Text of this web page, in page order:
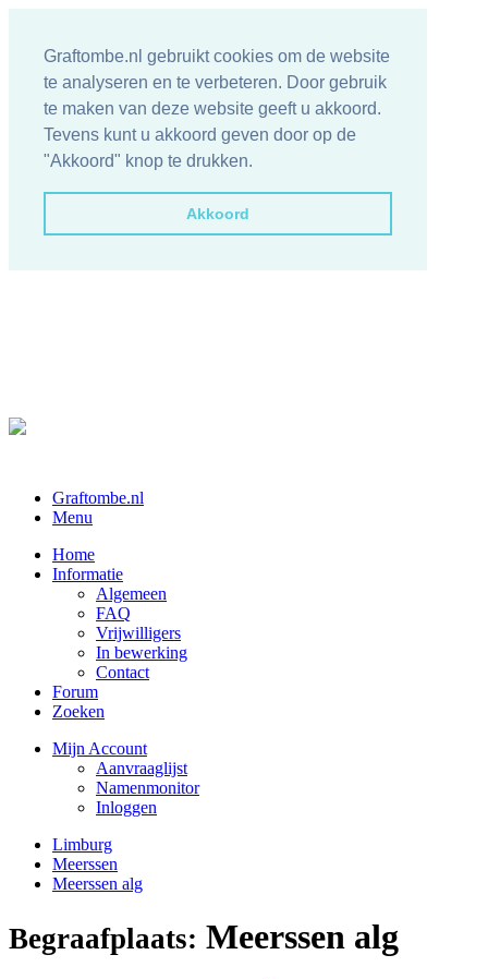
Graftombe.nl gebruikt cookies om de website
te analyseren en te verbeteren. Door gebruik
te maken van deze website geeft u akkoord.
Tevens kunt u akkoord geven door op de
"Akkoord" knop te drukken.
Akkoord
Graftombe.nl
Menu
Home
Informatie
Algemeen
FAQ
Vrijwilligers
In bewerking
Contact
Forum
Zoeken
Mijn Account
Aanvraaglijst
Namenmonitor
Inloggen
Limburg
Meerssen
Meerssen alg
Begraafplaats: Meerssen alg